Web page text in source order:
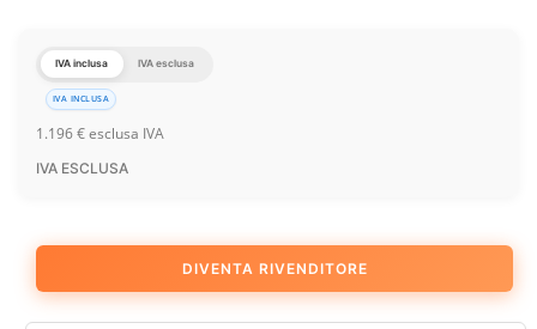
IVA inclusa IVA esclusa
IVA INCLUSA
1.196€esclusa IVA
IVA ESCLUSA
DIVENTA RIVENDITORE